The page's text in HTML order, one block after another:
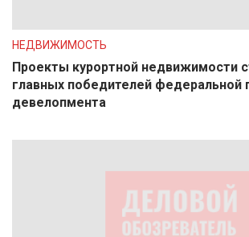
НЕДВИЖИМОСТЬ
Проекты курортной недвижимости
главных победителей федеральной
девелопмента